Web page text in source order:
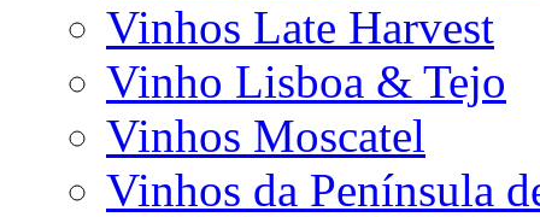
Vinhos Late Harvest
Vinho Lisboa & Tejo
Vinhos Moscatel
Vinhos da Península